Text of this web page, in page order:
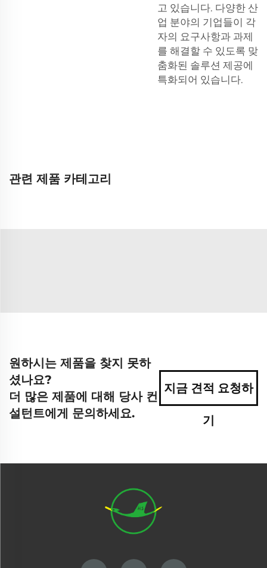
고 있습니다. 다양한 산
업 분야의 기업들이 각
자의 요구사항과 과제
를 해결할 수 있도록 맞
춤화된 솔루션 제공에
특화되어 있습니다.
관련 제품 카테고리
원하시는 제품을 찾지 못하
셨나요?
더 많은 제품에 대해 당사 컨
설턴트에게 문의하세요.
지금 견적 요청하
기